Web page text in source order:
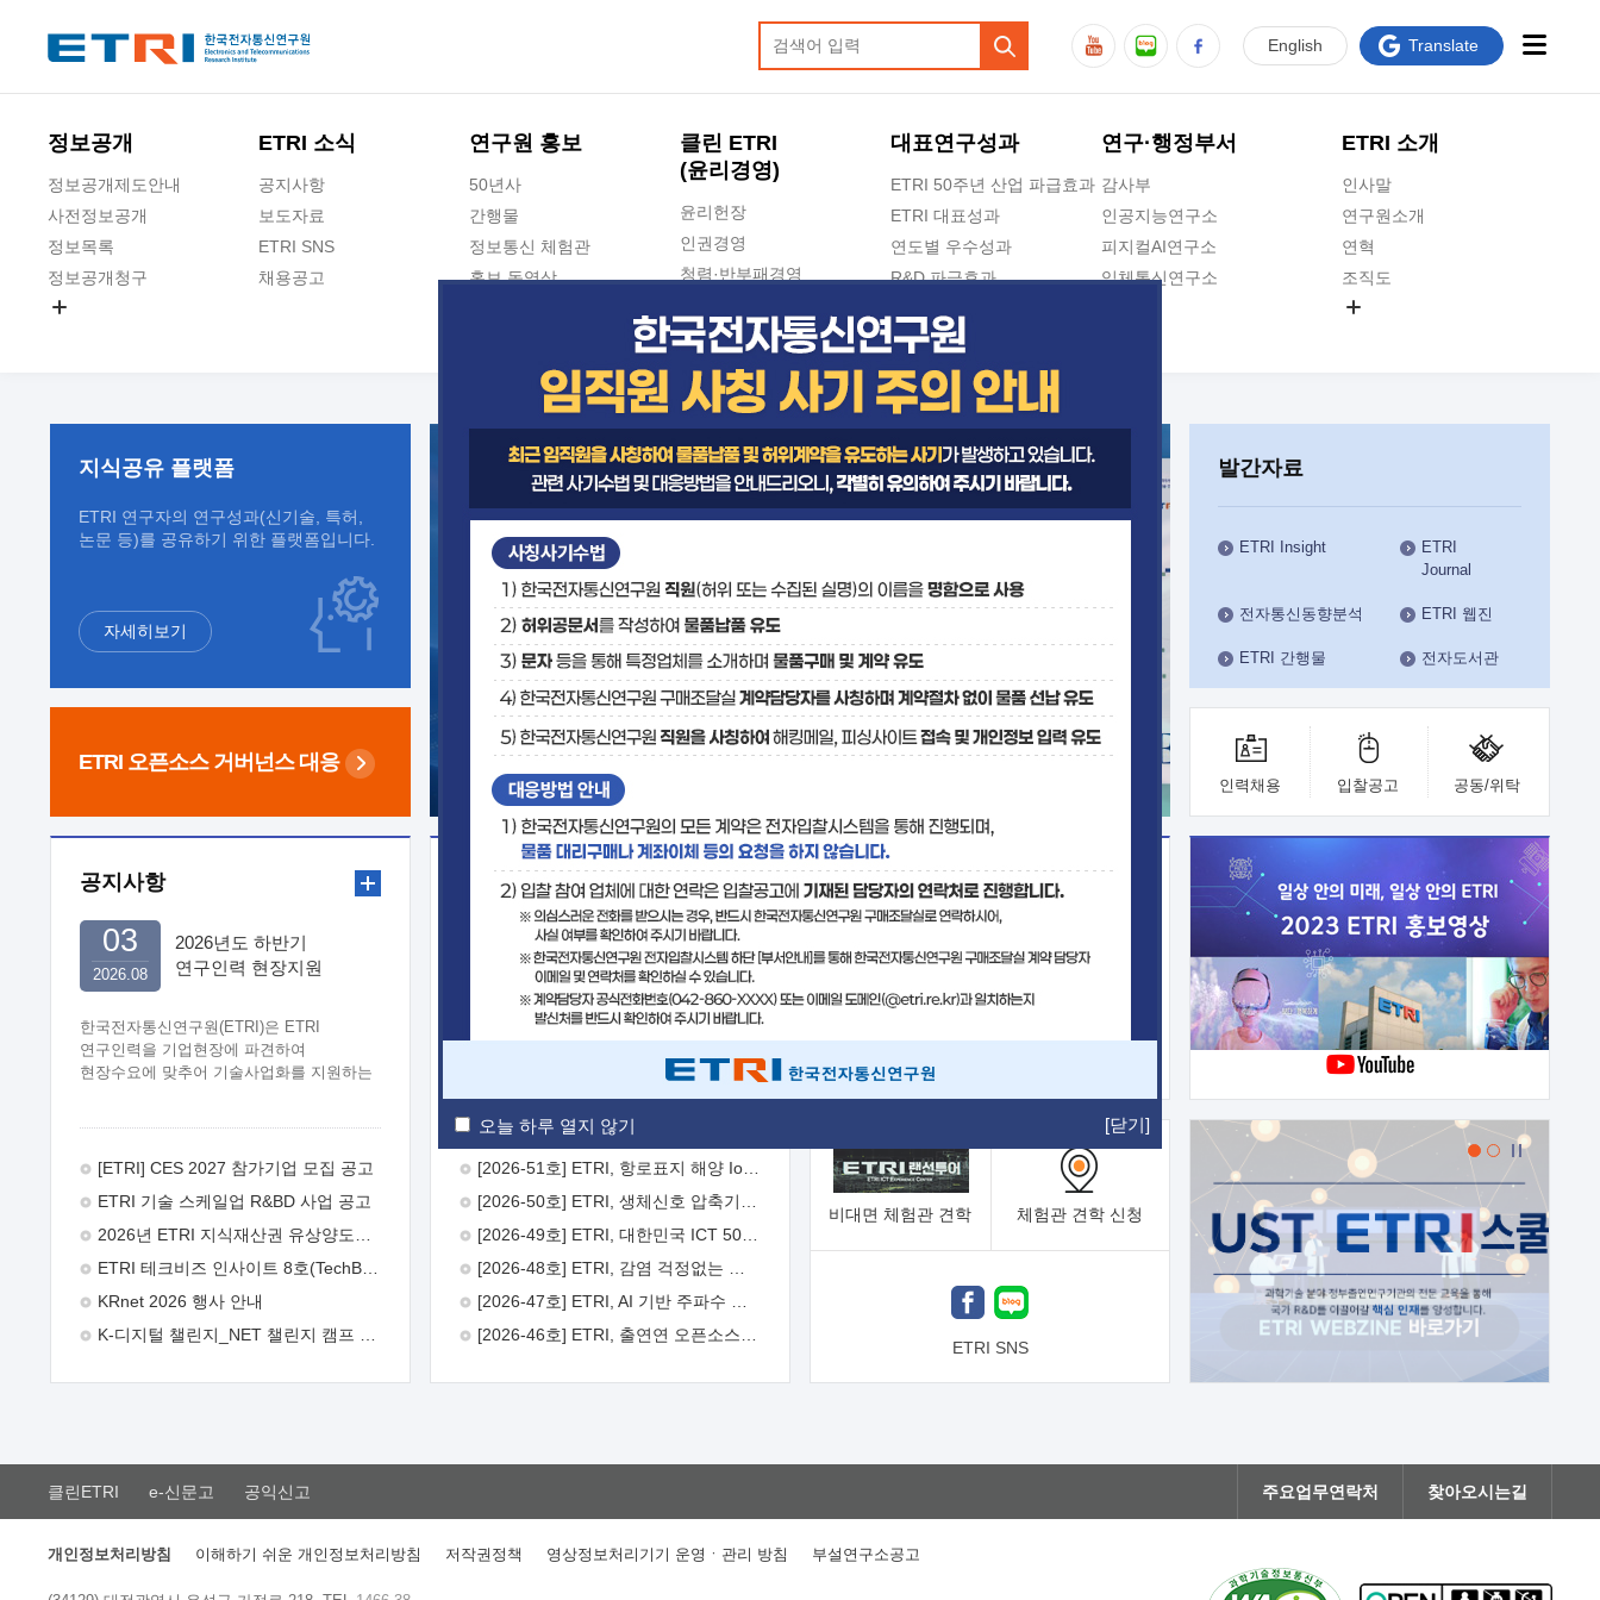
오늘 하루 열지 않기 [닫기]
정보공개
정보공개제도안내
사전정보공개
정보목록
정보공개청구
ETRI 소식
공지사항
보도자료
ETRI SNS
채용공고
연구원 홍보
50년사
간행물
정보통신 체험관
홍보 동영상
클린 ETRI
(윤리경영)
윤리헌장
인권경영
청렴·반부패경영
청렴포털 신고
수의계약 현황
부패징계 현황
감사결과공개
대표연구성과
ETRI 50주년 산업 파급효과
ETRI 대표성과
연도별 우수성과
R&D 파급효과
지식공유플랫폼
연구·행정부서
감사부
인공지능연구소
피지컬AI연구소
입체통신연구소
인공지능안전연구소
우주항공반도체전략연구단
대경권연구본부
호남권연구본부
기획본부
사업화본부
행정본부
대외협력부
ETRI 소개
인사말
연구원소개
연혁
조직도
ETRI CI
English Translate
지식공유 플랫폼
ETRI 연구자의 연구성과(신기술, 특허,
논문 등)를 공유하기 위한 플랫폼입니다.
자세히보기
ETRI 오픈소스 거버넌스 대응
발간자료
ETRI Insight
ETRI
Journal
전자통신동향분석 ETRI 웹진
ETRI 간행물 전자도서관
인력채용 입찰공고 공동/위탁
공지사항
2026년도 하반기
연구인력 현장지원
한국전자통신연구원(ETRI)은 ETRI
연구인력을 기업현장에 파견하여
현장수요에 맞추어 기술사업화를 지원하는
주시기 바랍니다. 2026년 8월
추진목적: ETRI 인력을 기업현장에 파견.
기술지원을 실시함으로써 ETRI 개발기술의
극대화하고, 지원기업을 강견기업으로
육성하고자 함.  신청자격: ETRI
ETRI 창업/연구소기업, 기술이전/출자기업
(2 ~ 3년차) 연봉의 40%  추진일정(1)
희망기업 신청/접수(2)희망인력-희망기업
매칭(3)현장조사/ 선정(심의)(4)협약체결
26일 9월초순 9월 중순 10월 이후*
2026.08
03
[ETRI] CES 2027 참가기업 모집 공고
ETRI 기술 스케일업 R&BD 사업 공고
ETRI 테크비즈 인사이트 8호(TechBiz Insight Vol.8) 발간
KRnet 2026 행사 안내
보도자료
[2026-52호] ETRI, ITU-T 자율주행차 국제표준화 주도한다
기술사업화플랫폼/기술이전
기술예고 중소기업 지원
보유특허 이전가능 기술
융합기술연구생산센터 반도체실험실
비대면 체험관 견학 체험관 견학 신청
ETRI SNS
클린ETRI e-신문고 공익신고 주요업무연락처 찾아오시는길
개인정보처리방침 이해하기 쉬운 개인정보처리방침 저작권정책 영상정보처리기기 운영ㆍ관리 방침 부설연구소공고